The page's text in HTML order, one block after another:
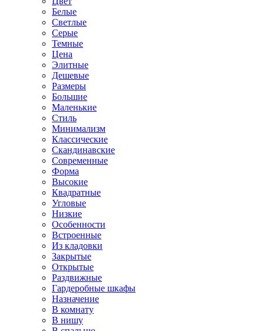
Белые
Светлые
Серые
Темные
Цена
Элитные
Дешевые
Размеры
Большие
Маленькие
Стиль
Минимализм
Классические
Скандинавские
Современные
Форма
Высокие
Квадратные
Угловые
Низкие
Особенности
Встроенные
Из кладовки
Закрытые
Открытые
Раздвижные
Гардеробные шкафы
Назначение
В комнату
В нишу